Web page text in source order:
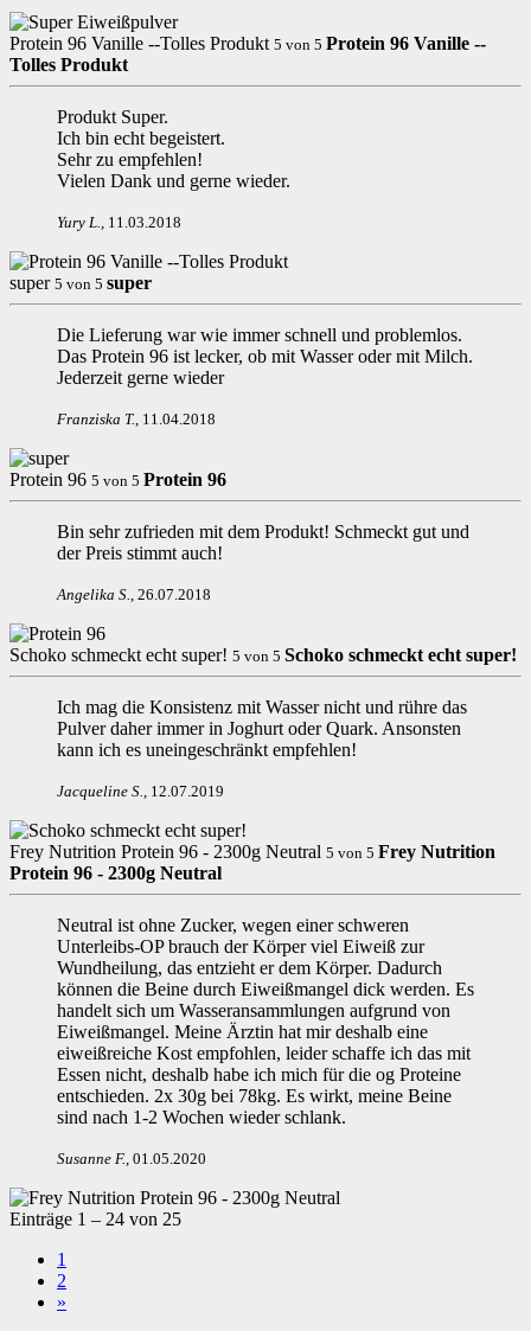
Protein 96 Vanille --Tolles Produkt 5 von 5 Protein 96 Vanille --
Tolles Produkt
Produkt Super.
Ich bin echt begeistert.
Sehr zu empfehlen!
Vielen Dank und gerne wieder.
Yury L., 11.03.2018
super 5 von 5 super
Die Lieferung war wie immer schnell und problemlos.
Das Protein 96 ist lecker, ob mit Wasser oder mit Milch.
Jederzeit gerne wieder
Franziska T., 11.04.2018
Protein 96 5 von 5 Protein 96
Bin sehr zufrieden mit dem Produkt! Schmeckt gut und
der Preis stimmt auch!
Angelika S., 26.07.2018
Schoko schmeckt echt super! 5 von 5 Schoko schmeckt echt super!
Ich mag die Konsistenz mit Wasser nicht und rühre das
Pulver daher immer in Joghurt oder Quark. Ansonsten
kann ich es uneingeschränkt empfehlen!
Jacqueline S., 12.07.2019
Frey Nutrition Protein 96 - 2300g Neutral 5 von 5 Frey Nutrition
Protein 96 - 2300g Neutral
Neutral ist ohne Zucker, wegen einer schweren
Unterleibs-OP brauch der Körper viel Eiweiß zur
Wundheilung, das entzieht er dem Körper. Dadurch
können die Beine durch Eiweißmangel dick werden. Es
handelt sich um Wasseransammlungen aufgrund von
Eiweißmangel. Meine Ärztin hat mir deshalb eine
eiweißreiche Kost empfohlen, leider schaffe ich das mit
Essen nicht, deshalb habe ich mich für die og Proteine
entschieden. 2x 30g bei 78kg. Es wirkt, meine Beine
sind nach 1-2 Wochen wieder schlank.
Susanne F., 01.05.2020
Einträge 1 – 24 von 25
1
2
»